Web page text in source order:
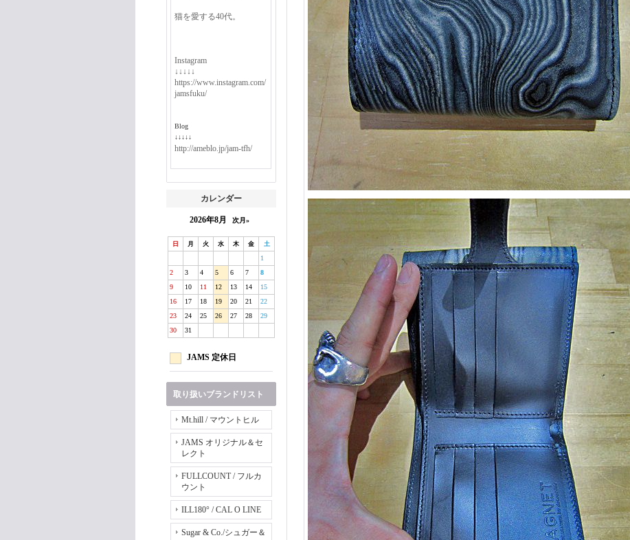
猫を愛する40代。
Instagram
↓↓↓↓↓
https://www.instagram.com/
jamsfuku/
Blog
↓↓↓↓↓
http://ameblo.jp/jam-tfh/
カレンダー
2026年8月 次月»
日 月 火 水 木 金 土
1
2
3 4 5 6 7
8
9
10 11 12 13 14
15
16
17 18 19 20 21
22
23
24 25 26 27 28
29
30
31
JAMS 定休日
取り扱いブランドリスト
Mt.hill / マウントヒル
JAMS オリジナル＆セ
レクト
FULLCOUNT / フルカ
ウント
ILL180° / CAL O LINE
Sugar & Co./シュガー＆